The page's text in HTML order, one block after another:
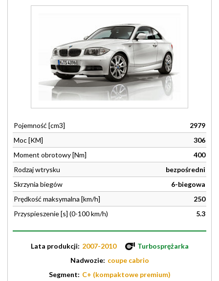
Pojemność [cm3]
2979
Moc [KM]
306
Moment obrotowy [Nm]
400
Rodzaj wtrysku
bezpośredni
Skrzynia biegów
6-biegowa
Prędkość maksymalna [km/h]
250
Przyspieszenie [s] (0-100 km/h)
5.3
Lata produkcji: 2007-2010
Turbosprężarka
Nadwozie: coupe cabrio
Segment: C+ (kompaktowe premium)